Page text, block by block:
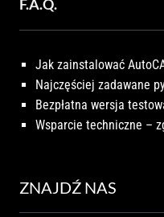
F.A.Q.
Jak zainstalować
Najczęściej zadawane
Bezpłatna wersja
Wsparcie techniczne –
ZNAJDŹ NAS